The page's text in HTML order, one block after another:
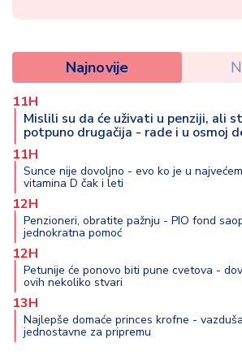
Najnovije
11H
Mislili su da će uživati u penziji, ali
potpuno drugačija - rade i u osmoj
11H
Sunce nije dovoljno - evo ko je u
vitamina D čak i leti
12H
Penzioneri, obratite pažnju - PIO fond
jednokratna pomoć
12H
Petunije će ponovo biti pune cvetova -
ovih nekoliko stvari
13H
Najlepše domaće princes krofne -
jednostavne za pripremu